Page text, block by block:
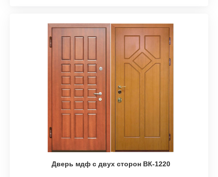
Дверь мдф с двух сторон ВК-1220